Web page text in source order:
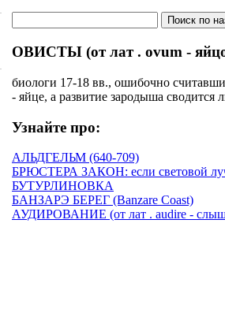
ОВИСТЫ (от лат . ovum -
биологи 17-18 вв., ошибочно
- яйце, а развитие зародыша
Узнайте про:
АЛЬДГЕЛЬМ (640-709)
БРЮСТЕРА ЗАКОН: если световой луч
БУТУРЛИНОВКА
БАНЗАРЭ БЕРЕГ (Banzare Coast)
АУДИРОВАНИЕ (от лат . audire -